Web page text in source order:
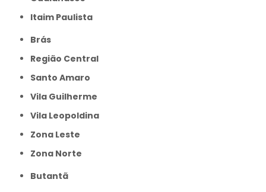
Itaim Paulista
Brás
Região Central
Santo Amaro
Vila Guilherme
Vila Leopoldina
Zona Leste
Zona Norte
Butantã